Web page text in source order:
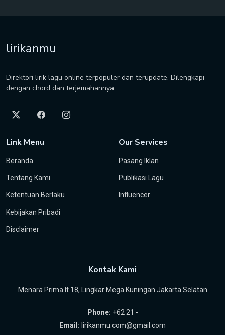
lirikanmu
Direktori lirik lagu online terpopuler dan terupdate. Dilengkapi
dengan chord dan terjemahannya.
Link Menu
Beranda
Tentang Kami
Ketentuan Berlaku
Kebijakan Pribadi
Disclaimer
Our Services
Pasang Iklan
Publikasi Lagu
Influencer
Kontak Kami
Menara Prima lt 18, Lingkar Mega Kuningan Jakarta Selatan
Phone: +62 21 -
Email: lirikanmu.com@gmail.com